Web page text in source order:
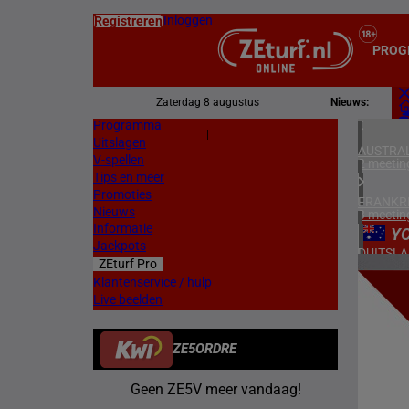
RegistrerenInloggen
Zaterdag 8 augustus Nieuws:
Programma
Uitslagen
V-spellen
Tips en meer
Promoties
Nieuws
Informatie
Jackpots
ZEturf Pro
Klantenservice / hulp
Live beelden
ZE5ORDRE
Geen ZE5V meer vandaag!
2
3
BELGIË
1
2
17/11/